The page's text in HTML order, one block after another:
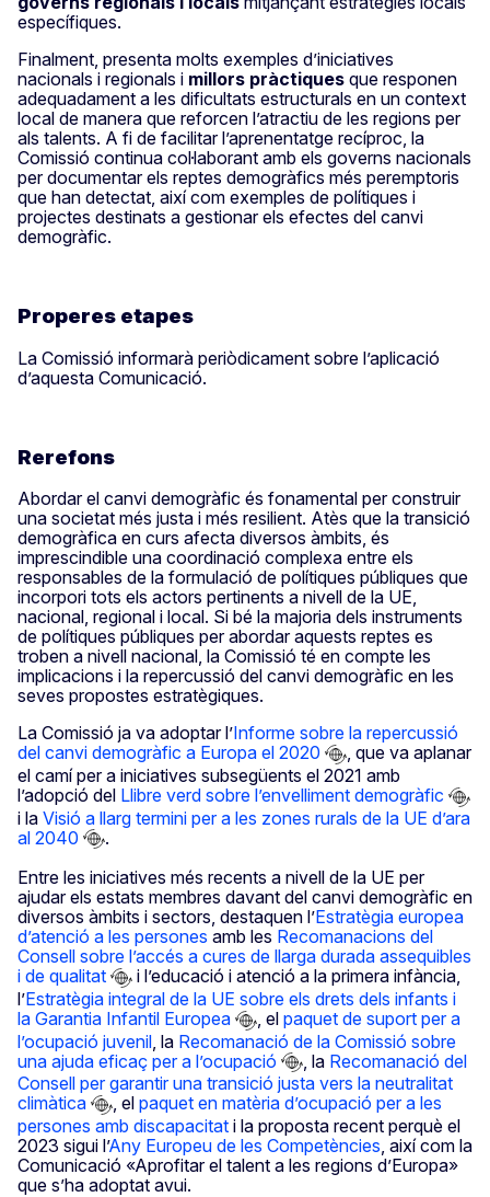
específiques.
Finalment, presenta molts exemples d’iniciatives
nacionals i regionals i millors pràctiques que responen
adequadament a les dificultats estructurals en un context
local de manera que reforcen l’atractiu de les regions per
als talents. A fi de facilitar l’aprenentatge recíproc, la
Comissió continua col·laborant amb els governs nacionals
per documentar els reptes demogràfics més peremptoris
que han detectat, així com exemples de polítiques i
projectes destinats a gestionar els efectes del canvi
demogràfic.
Properes etapes
La Comissió informarà periòdicament sobre l’aplicació
d’aquesta Comunicació.
Rerefons
Abordar el canvi demogràfic és fonamental per construir
una societat més justa i més resilient. Atès que la transició
demogràfica en curs afecta diversos àmbits, és
imprescindible una coordinació complexa entre els
responsables de la formulació de polítiques públiques que
incorpori tots els actors pertinents a nivell de la UE,
nacional, regional i local. Si bé la majoria dels instruments
de polítiques públiques per abordar aquests reptes es
troben a nivell nacional, la Comissió té en compte les
implicacions i la repercussió del canvi demogràfic en les
seves propostes estratègiques.
La Comissió ja va adoptar l’Informe sobre la repercussió
del canvi demogràfic a Europa el 2020
, que va aplanar
el camí per a iniciatives subsegüents el 2021 amb
l’adopció del Llibre verd sobre l’envelliment demogràfic
i la Visió a llarg termini per a les zones rurals de la UE d’ara
al 2040
.
Entre les iniciatives més recents a nivell de la UE per
ajudar els estats membres davant del canvi demogràfic en
diversos àmbits i sectors, destaquen l’Estratègia europea
d’atenció a les persones amb les Recomanacions del
Consell sobre l’accés a cures de llarga durada assequibles
i de qualitat
i l’educació i atenció a la primera infància,
l’Estratègia integral de la UE sobre els drets dels infants i
la Garantia Infantil Europea
, el paquet de suport per a
l’ocupació juvenil , la Recomanació de la Comissió sobre
una ajuda eficaç per a l’ocupació
, la Recomanació del
Consell per garantir una transició justa vers la neutralitat
climàtica
, el paquet en matèria d’ocupació per a les
persones amb discapacitat i la proposta recent perquè el
2023 sigui l’Any Europeu de les Competències , així com la
Comunicació «Aprofitar el talent a les regions d’Europa»
que s’ha adoptat avui.